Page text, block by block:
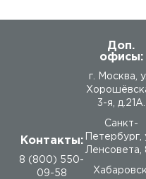
Контакты:
8 (800) 550-
09-58
Доп.
офисы:
г. Москва,
3-я, д.21А.
Санкт-
Петербург,
Ленсовета,